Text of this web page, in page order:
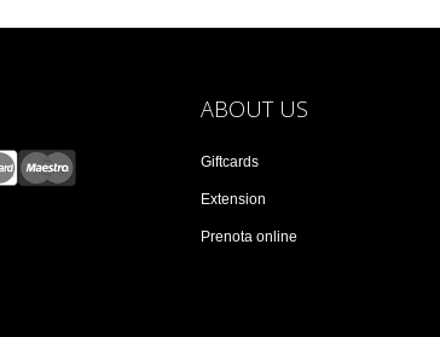
ABOUT US
Giftcards
Extension
Prenota online